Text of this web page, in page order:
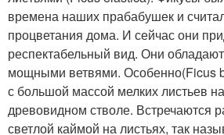
времена наших прабабушек и
процветания дома. И сейчас они
респектабельный вид. Они
мощными ветвями. Особенно(Ficus
с большой массой мелких листьев
древовидном стволе. Встречаются
светлой каймой на листьях, так